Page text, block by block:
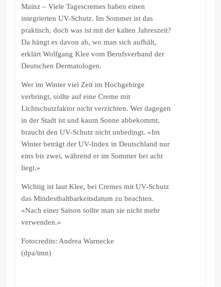
Mainz – Viele Tagescremes haben einen
integrierten UV-Schutz. Im Sommer ist das
praktisch, doch was ist mit der kalten Jahreszeit?
Da hängt es davon ab, wo man sich aufhält,
erklärt Wolfgang Klee vom Berufsverband der
Deutschen Dermatologen.
Wer im Winter viel Zeit im Hochgebirge
verbringt, sollte auf eine Creme mit
Lichtschutzfaktor nicht verzichten. Wer dagegen
in der Stadt ist und kaum Sonne abbekommt,
braucht den UV-Schutz nicht unbedingt. «Im
Winter beträgt der UV-Index in Deutschland nur
eins bis zwei, während er im Sommer bei acht
liegt.»
Wichtig ist laut Klee, bei Cremes mit UV-Schutz
das Mindesthaltbarkeitsdatum zu beachten.
«Nach einer Saison sollte man sie nicht mehr
verwenden.»
Fotocredits: Andrea Warnecke
(dpa/tmn)